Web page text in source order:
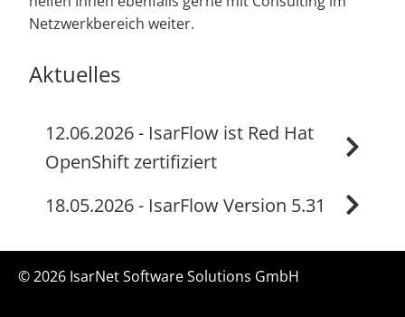
Netzwerkbereich weiter.
Aktuelles
12.06.2026 - IsarFlow ist Red Hat
OpenShift zertifiziert
18.05.2026 - IsarFlow Version 5.31
© 2026 IsarNet Software Solutions GmbH